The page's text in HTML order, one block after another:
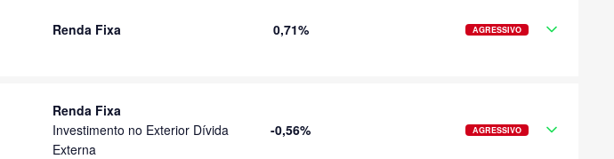
Renda Fixa 0,71% AGRESSIVO
Renda Fixa
Investimento no Exterior Dívida
Externa
-0,56% AGRESSIVO